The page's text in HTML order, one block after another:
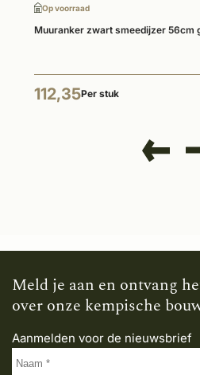
Op voorraad
Muuranker zwart smeedijzer 56cm
112,35Per stuk
Meld je aan en ontvang
over onze kempische
Aanmelden voor de nieuwsbrief